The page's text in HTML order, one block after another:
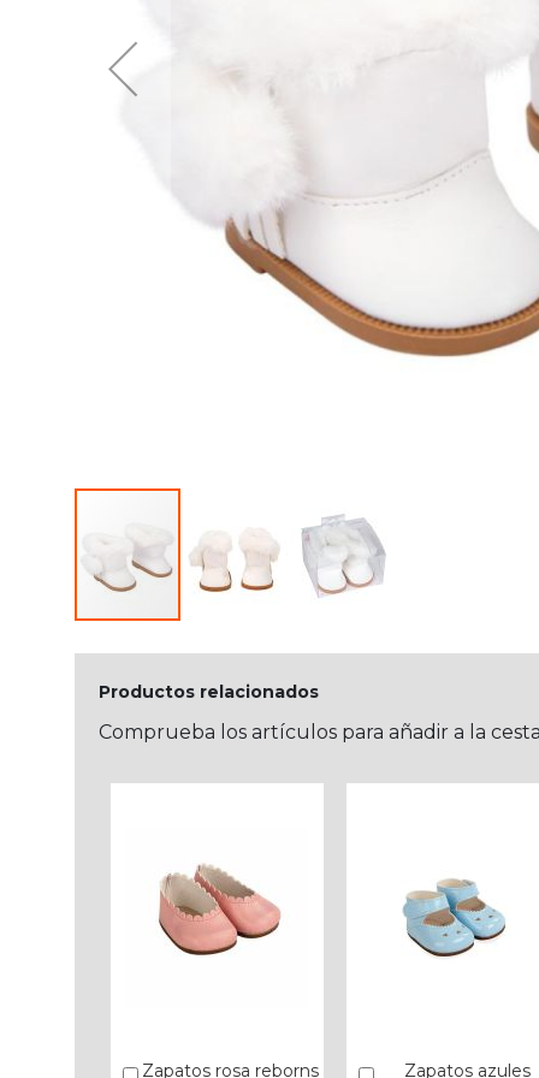
Productos relacionados
Comprueba los artículos para añadir a la
Zapatos rosa reborns
Añadir
Zapatos azules
Añadir